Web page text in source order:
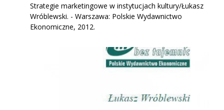
Strategie marketingowe w instytucjach kultury/Łukasz
Wróblewski. - Warszawa: Polskie Wydawnictwo
Ekonomiczne, 2012.